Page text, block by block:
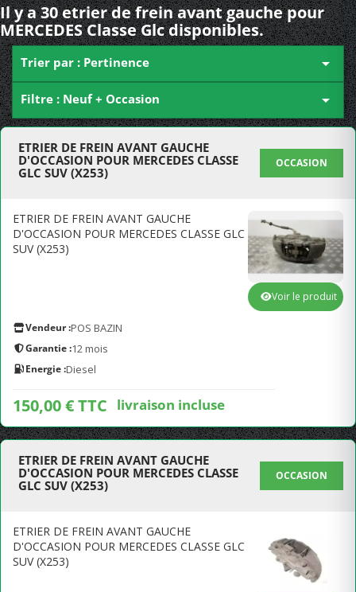
Il y a 30 etrier de frein avant gauche pour
MERCEDES Classe Glc disponibles.
Trier par : Pertinence 
Filtre : Neuf + Occasion 
ETRIER DE FREIN AVANT GAUCHE
D'OCCASION POUR MERCEDES CLASSE
GLC SUV (X253)
OCCASION
ETRIER DE FREIN AVANT GAUCHE
D'OCCASION POUR MERCEDES CLASSE GLC
SUV (X253)
Vendeur :POS BAZIN
Garantie :12 mois
Energie :Diesel
150,00 € TTC livraison incluse
Voir le produit
ETRIER DE FREIN AVANT GAUCHE
D'OCCASION POUR MERCEDES CLASSE
GLC SUV (X253)
OCCASION
ETRIER DE FREIN AVANT GAUCHE
D'OCCASION POUR MERCEDES CLASSE GLC
SUV (X253)